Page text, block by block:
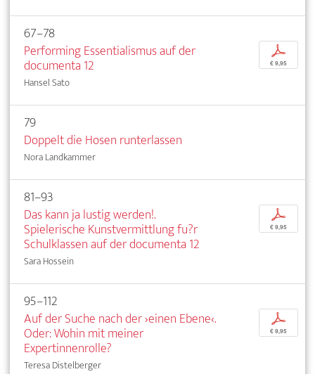
67–78
Performing Essentialismus auf der
documenta 12
Hansel Sato
p
€ 9,95
79
Doppelt die Hosen runterlassen
Nora Landkammer
81–93
Das kann ja lustig werden!.
Spielerische Kunstvermittlung fu?r
Schulklassen auf der documenta 12
Sara Hossein
p
€ 9,95
95–112
Auf der Suche nach der ›einen Ebene‹.
Oder: Wohin mit meiner
Expertinnenrolle?
Teresa Distelberger
p
€ 9,95